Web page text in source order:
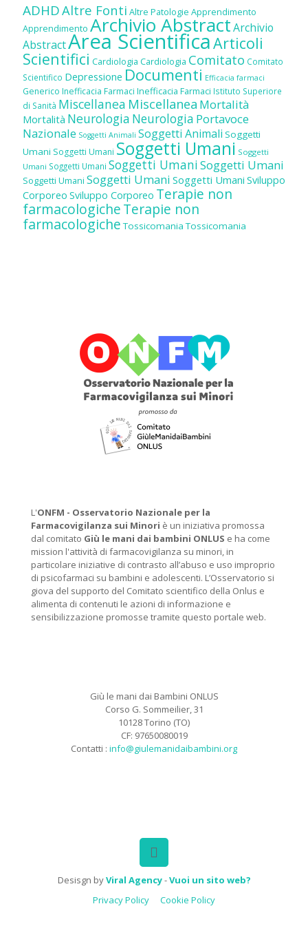
ADHDAltre Fonti Altre Patologie Apprendimento
Apprendimento Archivio AbstractArchivio
AbstractArea ScientificaArticoli
Scientifici Cardiologia Cardiologia Comitato Comitato
Scientifico Depressione Documenti Efficacia farmaci
Generico Inefficacia Farmaci Inefficacia Farmaci Istituto Superiore
di Sanità Miscellanea Miscellanea Mortalità
Mortalità Neurologia Neurologia Portavoce
Nazionale Soggetti Animali Soggetti Animali Soggetti
Umani Soggetti Umani Soggetti Umani Soggetti
Umani Soggetti Umani Soggetti UmaniSoggetti Umani
Soggetti Umani Soggetti Umani Soggetti Umani Sviluppo
Corporeo Sviluppo Corporeo Terapie non
farmacologicheTerapie non
farmacologiche Tossicomania Tossicomania
L'ONFM - Osservatorio Nazionale per la
Farmacovigilanza sui Minori è un iniziativa promossa
dal comitato Giù le mani dai bambini ONLUS e ha come
mission l'attività di farmacovigilanza su minori, in
particolare iniziative di contrasto all’abuso e uso improprio
di psicofarmaci su bambini e adolescenti. L’Osservatorio si
giova del supporto del Comitato scientifico della Onlus e
alimenta di contenuti le azioni di informazione e
sensibilizzazione promosse tramite questo portale web.
Giù le mani dai Bambini ONLUS
Corso G. Sommeilier, 31
10128 Torino (TO)
CF: 97650080019
Contatti : info@giulemanidaibambini.org
Desisgn byViral Agency-Vuoi un sito web?
Privacy Policy
Cookie Policy